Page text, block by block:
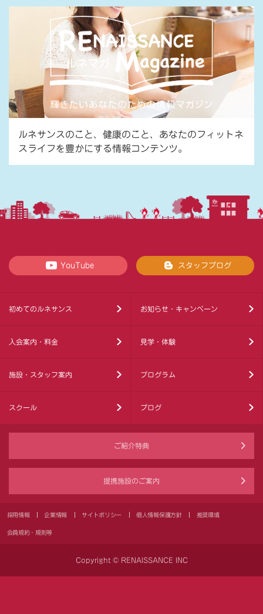
ルネサンスのこと、健康のこと、あなたのフィットネ
スライフを豊かにする情報コンテンツ。
YouTube スタッフブログ
初めてのルネサンス お知らせ・キャンペーン
入会案内・料金 見学・体験
施設・スタッフ案内 プログラム
スクール ブログ
ご紹介特典
提携施設のご案内
採用情報 企業情報 サイトポリシー 個人情報保護方針 推奨環境
会員規約・規則等
Copyright © RENAISSANCE INC